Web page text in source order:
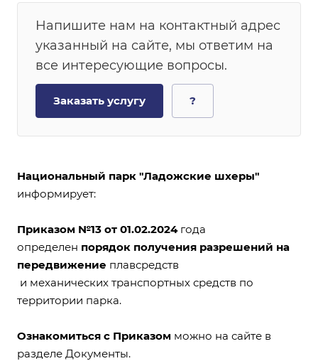
Напишите нам на контактный адрес
указанный на сайте, мы ответим на
все интересующие вопросы.
Заказать услугу ?
Национальный парк "Ладожские шхеры"
информирует:
Приказом №13 от 01.02.2024года
определен порядок получения разрешений на
передвижение плавсредств
и механических транспортных средств по
территории парка.
Ознакомиться с Приказом можно на сайте в
разделе Документы.